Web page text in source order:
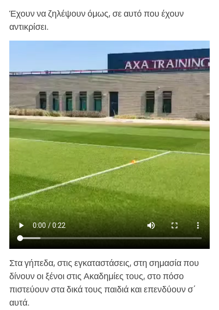
Έχουν να ζηλέψουν όμως, σε αυτό που έχουν
αντικρίσει.
Στα γήπεδα, στις εγκαταστάσεις, στη σημασία που
δίνουν οι ξένοι στις Ακαδημίες τους, στο πόσο
πιστεύουν στα δικά τους παιδιά και επενδύουν σ΄
αυτά.